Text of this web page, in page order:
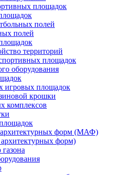
площадок
полей
полей
территорий
площадок
оборудования
игровых площадок
крошки
комплексов
форм (МАФ)
форм)